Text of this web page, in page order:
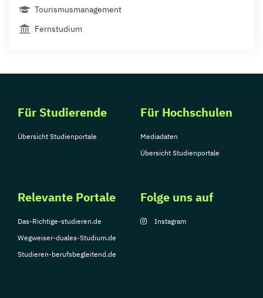
Tourismusmanagement
Fernstudium
Für Studierende
Übersicht Studienportale
Für Hochschulen
Mediadaten
Übersicht Studienportale
Relevante Portale
Das-Richtige-studieren.de
Wegweiser-duales-Studium.de
Studieren-berufsbegleitend.de
Folge uns auf
Instagram